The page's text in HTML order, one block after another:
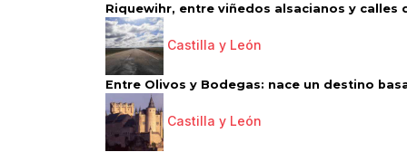
Riquewihr, entre viñedos alsacianos y calles
Castilla y León
Entre Olivos y Bodegas: nace un destino
Castilla y León